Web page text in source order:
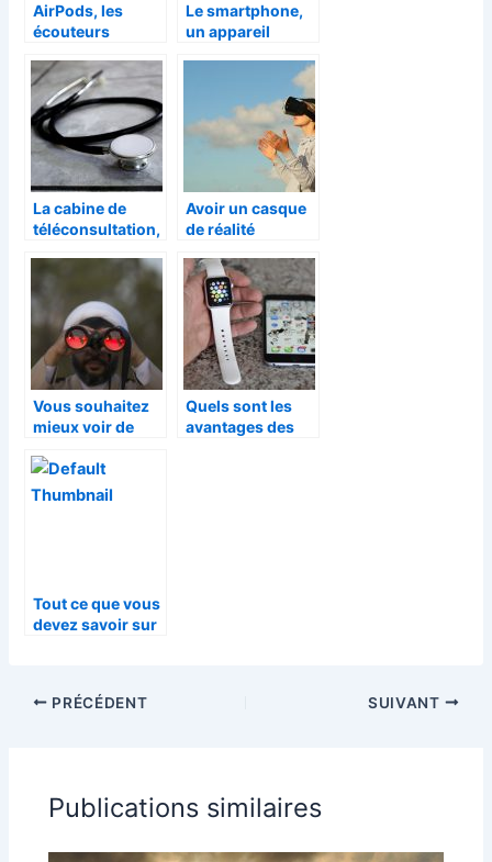
AirPods, les
écouteurs
vous suivent
partout
Le smartphone,
un appareil
dans la vie des
La cabine de
téléconsultation,
les patients
Avoir un casque
de réalité
Vous souhaitez
mieux voir de
vous comme il se
doit
Quels sont les
avantages des
Tout ce que vous
devez savoir sur
PRÉCÉDENT SUIVANT
Publications similaires